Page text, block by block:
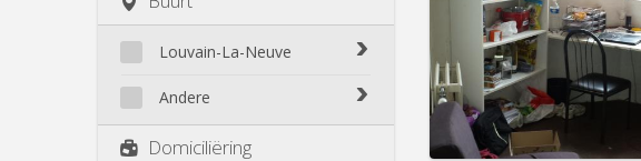
Louvain-La-Neuve
Biéreau
Centre
Andere
Domiciliëring
Praktische
Huur:280 €
Kosten:10 €
Duur:Zomervakantie
Domiciliëring: Nee